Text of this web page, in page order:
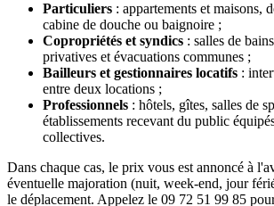
Particuliers : appartements et maisons,
cabine de douche ou baignoire ;
Copropriétés et syndics : salles de
privatives et évacuations communes ;
Bailleurs et gestionnaires locatifs :
entre deux locations ;
Professionnels : hôtels, gîtes, salles de
établissements recevant du public
collectives.
Dans chaque cas, le prix vous est annoncé à
éventuelle majoration (nuit, week-end, jour
le déplacement. Appelez le 09 72 51 99 85